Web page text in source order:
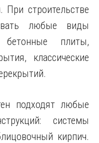
При строительстве
любые виды
бетонные плиты,
классические
подходят любые
системы
кирпич.